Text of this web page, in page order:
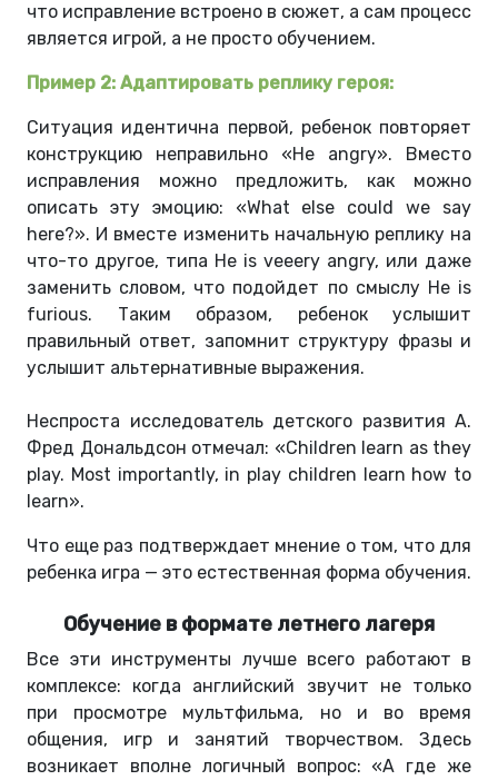
что исправление встроено в сюжет, а сам процесс
является игрой, а не просто обучением.
Пример 2: Адаптировать реплику героя:
Ситуация идентична первой, ребенок повторяет
конструкцию неправильно «He angry». Вместо
исправления можно предложить, как можно
описать эту эмоцию: «What else could we say
here?». И вместе изменить начальную реплику на
что-то другое, типа He is veeery angry, или даже
заменить словом, что подойдет по смыслу He is
furious. Таким образом, ребенок услышит
правильный ответ, запомнит структуру фразы и
услышит альтернативные выражения.
Неспроста исследователь детского развития А.
Фред Дональдсон отмечал: «Children learn as they
play. Most importantly, in play children learn how to
learn».
Что еще раз подтверждает мнение о том, что для
ребенка игра — это естественная форма обучения.
Обучение в формате летнего лагеря
Все эти инструменты лучше всего работают в
комплексе: когда английский звучит не только
при просмотре мультфильма, но и во время
общения, игр и занятий творчеством. Здесь
возникает вполне логичный вопрос: «А где же